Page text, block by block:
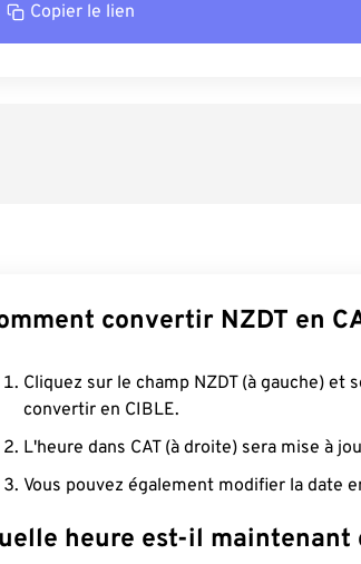
Copier le lien
convertir NZDT en
Cliquez sur le champ NZDT (à gauche)
convertir en CIBLE.
L'heure dans CAT (à droite) sera mise à
Vous pouvez également modifier la date
heure est-il maintenant